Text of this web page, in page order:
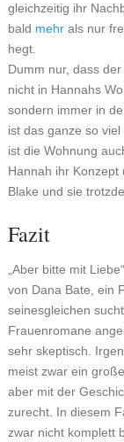
gleichzeitig ihr
bald mehrals nur
hegt.
Dumm nur, dass
nicht in Hannahs
sondern immer in
ist das ganze so
ist die Wohnung
Hannah ihr Konzept
Blake und sie
Fazit
„Aber bitte mit
von Dana Bate, ein
seinesgleichen
Frauenromane
sehr skeptisch.
meist zwar ein
aber mit der
zurecht. In diesem
zwar nicht komplett